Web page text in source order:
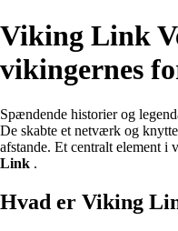
Viking Link
vikingernes
Spændende historier og
De skabte et netværk og
afstande. Et centralt element i
Link .
Hvad er Viking